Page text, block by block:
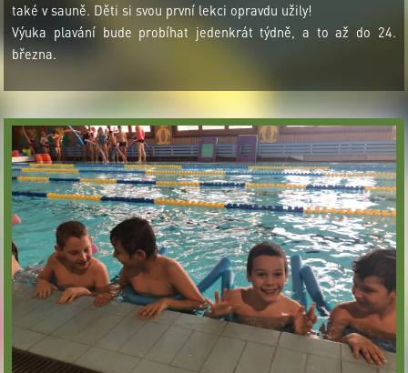
také v sauně. Děti si svou první lekci opravdu užily!
Výuka plavání bude probíhat jedenkrát týdně, a to až do 24.
března.